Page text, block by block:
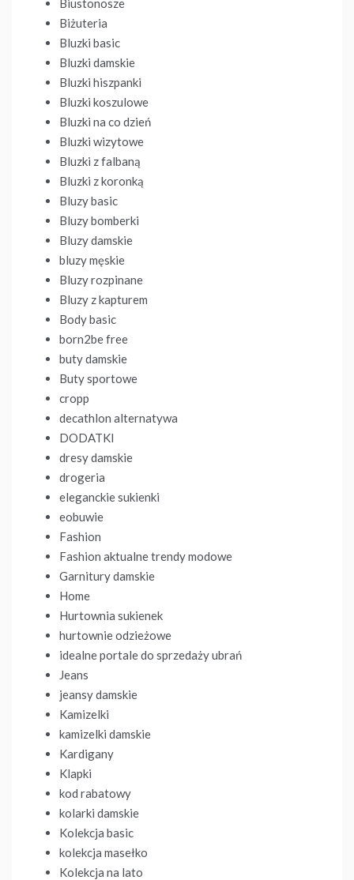
Biustonosze
Biżuteria
Bluzki basic
Bluzki damskie
Bluzki hiszpanki
Bluzki koszulowe
Bluzki na co dzień
Bluzki wizytowe
Bluzki z falbaną
Bluzki z koronką
Bluzy basic
Bluzy bomberki
Bluzy damskie
bluzy męskie
Bluzy rozpinane
Bluzy z kapturem
Body basic
born2be free
buty damskie
Buty sportowe
cropp
decathlon alternatywa
DODATKI
dresy damskie
drogeria
eleganckie sukienki
eobuwie
Fashion
Fashion aktualne trendy modowe
Garnitury damskie
Home
Hurtownia sukienek
hurtownie odzieżowe
idealne portale do sprzedaży ubrań
Jeans
jeansy damskie
Kamizelki
kamizelki damskie
Kardigany
Klapki
kod rabatowy
kolarki damskie
Kolekcja basic
kolekcja masełko
Kolekcja na lato